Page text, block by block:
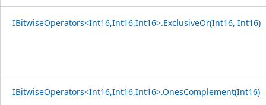
IBitwiseOperators<Int16,Int16,Int16>.ExclusiveOr(Int16, Int16)
IBitwiseOperators<Int16,Int16,Int16>.OnesComplement(Int16)